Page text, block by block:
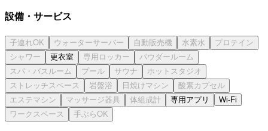
設備・サービス
更衣室
専用アプリ Wi-Fi